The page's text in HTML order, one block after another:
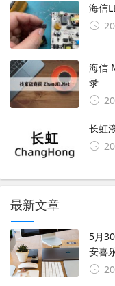
海信
海信
录
长虹
最新文章
5月
安喜